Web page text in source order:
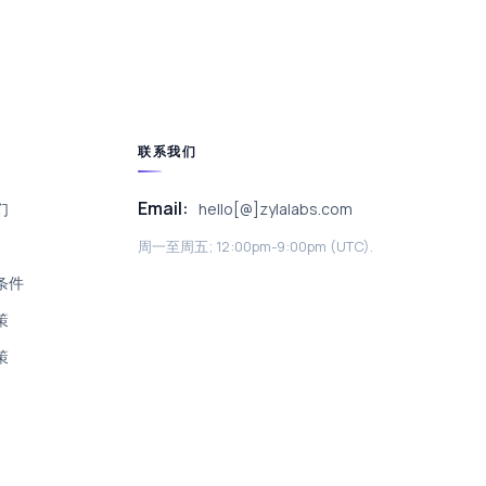
件
联系我们
Email: hello[@]zylalabs.com
周一至周五; 12:00pm-9:00pm (UTC).